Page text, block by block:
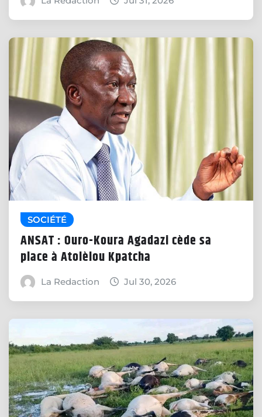
SOCIÉTÉ
ANSAT : Ouro-Koura Agadazi cède sa
place à Atolèlou Kpatcha
La Redaction Jul 30, 2026